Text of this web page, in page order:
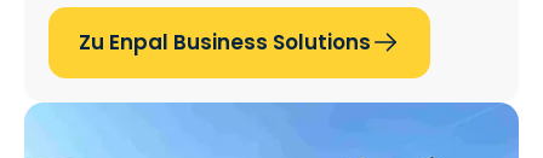
Zu Enpal Business Solutions